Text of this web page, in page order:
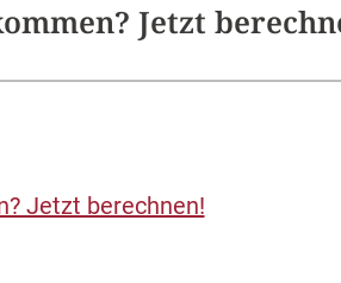
Jetzt
Jetzt berechnen!